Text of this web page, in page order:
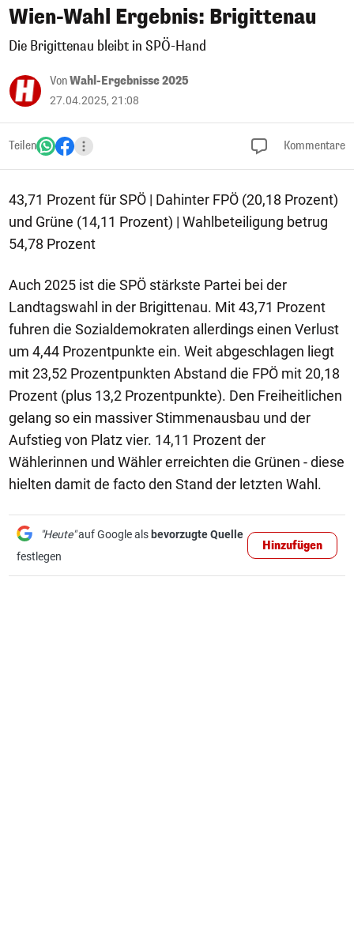
Wien-Wahl Ergebnis: Brigittenau
Die Brigittenau bleibt in SPÖ-Hand
VonWahl-Ergebnisse 2025
27.04.2025, 21:08
Teilen Kommentare
43,71 Prozent für SPÖ | Dahinter FPÖ (20,18 Prozent)
und Grüne (14,11 Prozent) | Wahlbeteiligung betrug
54,78 Prozent
Auch 2025 ist die SPÖ stärkste Partei bei der
Landtagswahl in der Brigittenau. Mit 43,71 Prozent
fuhren die Sozialdemokraten allerdings einen Verlust
um 4,44 Prozentpunkte ein. Weit abgeschlagen liegt
mit 23,52 Prozentpunkten Abstand die FPÖ mit 20,18
Prozent (plus 13,2 Prozentpunkte). Den Freiheitlichen
gelang so ein massiver Stimmenausbau und der
Aufstieg von Platz vier. 14,11 Prozent der
Wählerinnen und Wähler erreichten die Grünen - diese
hielten damit de facto den Stand der letzten Wahl.
"Heute"auf Google als bevorzugte Quelle
festlegen
Hinzufügen